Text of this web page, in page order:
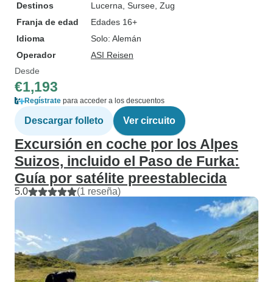
Destinos
Lucerna , Sursee , Zug
Franja de edad
Edades 16+
Idioma
Solo: Alemán
Operador
ASI Reisen
Desde
€1,193
Regístrate para acceder a los descuentos
Descargar folleto Ver circuito
Excursión en coche por los Alpes
Suizos, incluido el Paso de Furka:
Guía por satélite preestablecida
5.0 (1 reseña)